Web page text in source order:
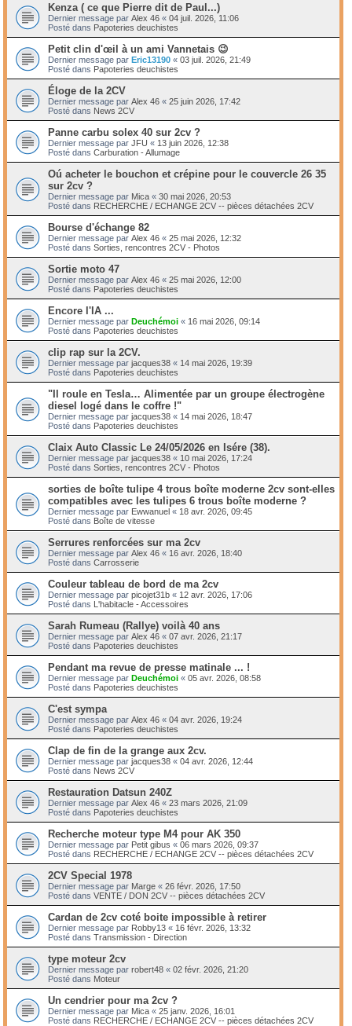
Kenza ( ce que Pierre dit de Paul...)
Dernier message par Alex 46 « 04 juil. 2026, 11:06
Posté dans Papoteries deuchistes
Petit clin d'œil à un ami Vannetais 😉
Dernier message par Eric13190 « 03 juil. 2026, 21:49
Posté dans Papoteries deuchistes
Éloge de la 2CV
Dernier message par Alex 46 « 25 juin 2026, 17:42
Posté dans News 2CV
Panne carbu solex 40 sur 2cv ?
Dernier message par JFU « 13 juin 2026, 12:38
Posté dans Carburation - Allumage
Oú acheter le bouchon et crépine pour le couvercle 26 35
sur 2cv ?
Dernier message par Mica « 30 mai 2026, 20:53
Posté dans RECHERCHE / ECHANGE 2CV -- pièces détachées 2CV
Bourse d'échange 82
Dernier message par Alex 46 « 25 mai 2026, 12:32
Posté dans Sorties, rencontres 2CV - Photos
Sortie moto 47
Dernier message par Alex 46 « 25 mai 2026, 12:00
Posté dans Papoteries deuchistes
Encore l'IA ...
Dernier message par Deuchémoi « 16 mai 2026, 09:14
Posté dans Papoteries deuchistes
clip rap sur la 2CV.
Dernier message par jacques38 « 14 mai 2026, 19:39
Posté dans Papoteries deuchistes
"Il roule en Tesla… Alimentée par un groupe électrogène
diesel logé dans le coffre !"
Dernier message par jacques38 « 14 mai 2026, 18:47
Posté dans Papoteries deuchistes
Claix Auto Classic Le 24/05/2026 en Isére (38).
Dernier message par jacques38 « 10 mai 2026, 17:24
Posté dans Sorties, rencontres 2CV - Photos
sorties de boîte tulipe 4 trous boîte moderne 2cv sont-elles
compatibles avec les tulipes 6 trous boîte moderne ?
Dernier message par Ewwanuel « 18 avr. 2026, 09:45
Posté dans Boîte de vitesse
Serrures renforcées sur ma 2cv
Dernier message par Alex 46 « 16 avr. 2026, 18:40
Posté dans Carrosserie
Couleur tableau de bord de ma 2cv
Dernier message par picojet31b « 12 avr. 2026, 17:06
Posté dans L'habitacle - Accessoires
Sarah Rumeau (Rallye) voilà 40 ans
Dernier message par Alex 46 « 07 avr. 2026, 21:17
Posté dans Papoteries deuchistes
Pendant ma revue de presse matinale ... !
Dernier message par Deuchémoi « 05 avr. 2026, 08:58
Posté dans Papoteries deuchistes
C'est sympa
Dernier message par Alex 46 « 04 avr. 2026, 19:24
Posté dans Papoteries deuchistes
Clap de fin de la grange aux 2cv.
Dernier message par jacques38 « 04 avr. 2026, 12:44
Posté dans News 2CV
Restauration Datsun 240Z
Dernier message par Alex 46 « 23 mars 2026, 21:09
Posté dans Papoteries deuchistes
Recherche moteur type M4 pour AK 350
Dernier message par Petit gibus « 06 mars 2026, 09:37
Posté dans RECHERCHE / ECHANGE 2CV -- pièces détachées 2CV
2CV Special 1978
Dernier message par Marge « 26 févr. 2026, 17:50
Posté dans VENTE / DON 2CV -- pièces détachées 2CV
Cardan de 2cv coté boite impossible à retirer
Dernier message par Robby13 « 16 févr. 2026, 13:32
Posté dans Transmission - Direction
type moteur 2cv
Dernier message par robert48 « 02 févr. 2026, 21:20
Posté dans Moteur
Un cendrier pour ma 2cv ?
Dernier message par Mica « 25 janv. 2026, 16:01
Posté dans RECHERCHE / ECHANGE 2CV -- pièces détachées 2CV